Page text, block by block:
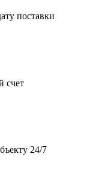
поставки
счет
24/7